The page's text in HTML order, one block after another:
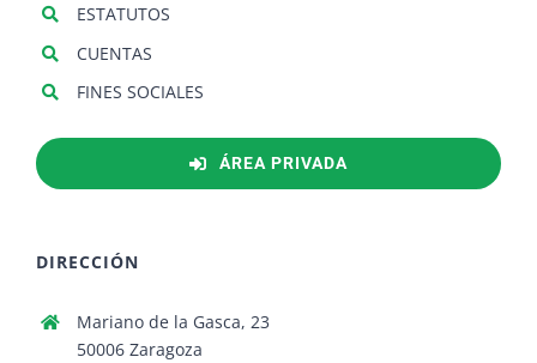
ESTATUTOS
CUENTAS
FINES SOCIALES
ÁREA PRIVADA
DIRECCIÓN
Mariano de la Gasca, 23
50006 Zaragoza